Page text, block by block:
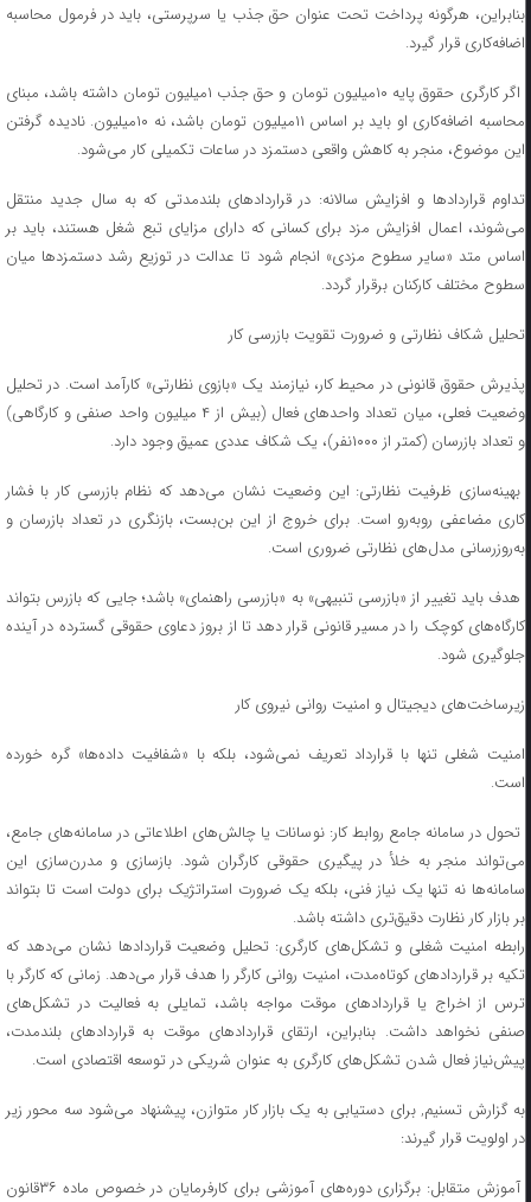
بنابراین، هرگونه پرداخت تحت عنوان حق جذب یا سرپرستی، باید در فرمول محاسبه
اضافه‌کاری قرار گیرد.
اگر کارگری حقوق پایه ۱۰میلیون تومان و حق جذب ۱میلیون تومان داشته باشد، مبنای
محاسبه اضافه‌کاری او باید بر اساس ۱۱میلیون تومان باشد، نه ۱۰میلیون. نادیده گرفتن
این موضوع، منجر به کاهش واقعی دستمزد در ساعات تکمیلی کار می‌شود.
تداوم قراردادها و افزایش سالانه: در قراردادهای بلندمدتی که به سال جدید منتقل
می‌شوند، اعمال افزایش مزد برای کسانی که دارای مزایای تبع شغل هستند، باید بر
اساس متد «سایر سطوح مزدی» انجام شود تا عدالت در توزیع رشد دستمزدها میان
سطوح مختلف کارکنان برقرار گردد.
تحلیل شکاف نظارتی و ضرورت تقویت بازرسی کار
پذیرش حقوق قانونی در محیط کار، نیازمند یک «بازوی نظارتی» کارآمد است. در تحلیل
وضعیت فعلی، میان تعداد واحدهای فعال (بیش از ۴ میلیون واحد صنفی و کارگاهی)
و تعداد بازرسان (کمتر از ۱۰۰۰نفر)، یک شکاف عددی عمیق وجود دارد.
بهینه‌سازی ظرفیت نظارتی: این وضعیت نشان می‌دهد که نظام بازرسی کار با فشار
کاری مضاعفی رو‌به‌رو است. برای خروج از این بن‌بست، بازنگری در تعداد بازرسان و
به‌روزرسانی مدل‌های نظارتی ضروری است.
هدف باید تغییر از «بازرسی تنبیهی» به «بازرسی راهنمای» باشد؛ جایی که بازرس بتواند
کارگاه‌های کوچک را در مسیر قانونی قرار دهد تا از بروز دعاوی حقوقی گسترده در آینده
جلوگیری شود.
زیرساخت‌های دیجیتال و امنیت روانی نیروی کار
امنیت شغلی تنها با قرارداد تعریف نمی‌شود، بلکه با «شفافیت داده‌ها» گره خورده
است.
تحول در سامانه جامع روابط کار: نوسانات یا چالش‌های اطلاعاتی در سامانه‌های جامع،
می‌تواند منجر به خلأ در پیگیری حقوقی کارگران شود. بازسازی و مدرن‌سازی این
سامانه‌ها نه تنها یک نیاز فنی، بلکه یک ضرورت استراتژیک برای دولت است تا بتواند
بر بازار کار نظارت دقیق‌تری داشته باشد.
رابطه امنیت شغلی و تشکل‌های کارگری: تحلیل وضعیت قراردادها نشان می‌دهد که
تکیه بر قراردادهای کوتاه‌مدت، امنیت روانی کارگر را هدف قرار می‌دهد. زمانی که کارگر با
ترس از اخراج یا قراردادهای موقت مواجه باشد، تمایلی به فعالیت در تشکل‌های
صنفی نخواهد داشت. بنابراین، ارتقای قراردادهای موقت به قراردادهای بلندمدت،
پیش‌نیاز فعال شدن تشکل‌های کارگری به عنوان شریکی در توسعه اقتصادی است.
به گزارش تسنیم, برای دستیابی به یک بازار کار متوازن، پیشنهاد می‌شود سه محور زیر
در اولویت قرار گیرند:
آموزش متقابل: برگزاری دوره‌های آموزشی برای کارفرمایان در خصوص ماده ۳۶قانون